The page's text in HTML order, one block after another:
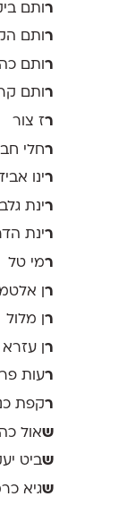
ר ותם
רותם
ר ותם
רותם
רז צור
רחלי
רינו
רינת
רינת
רמי טל
רן
ר ן מלול
ר ן עזרא
רעות
רקפת
שאול
שביט
שגיא